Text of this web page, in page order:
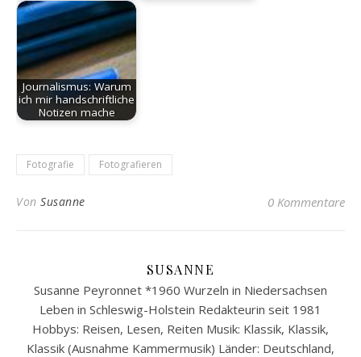
Journalismus: Warum
ich mir handschriftliche
Notizen mache
Fotografie Fotografieren
Von Susanne 0 Kommentare
SUSANNE
Susanne Peyronnet *1960 Wurzeln in Niedersachsen
Leben in Schleswig-Holstein Redakteurin seit 1981
Hobbys: Reisen, Lesen, Reiten Musik: Klassik, Klassik,
Klassik (Ausnahme Kammermusik) Länder: Deutschland,